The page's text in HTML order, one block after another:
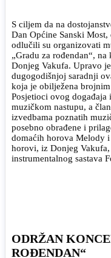
S ciljem da na
Dan Općine Sanski
odlučili su organizovati
„Gradu za rođendan“,
Donjeg Vakufa. Upravo
dugogodišnjoj saradnji
koja je obilježena
Posjetioci ovog
muzičkom nastupu, a
izvedbama poznatih
posebno obrađene i
domaćih horova Melody
horovi, iz Donjeg
instrumentalnog sastava
ODRŽAN
ROĐENDAN“